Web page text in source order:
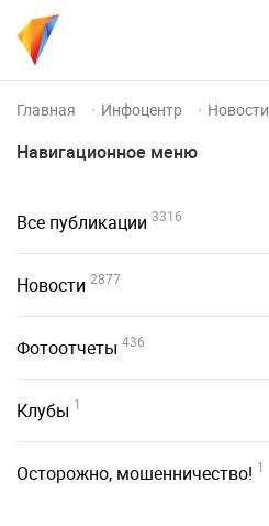
Главная Инфоцентр Новости
Навигационное меню
Все публикации 3316
Новости 2877
Фотоотчеты 436
Клубы 1
Осторожно, мошенничество! 1